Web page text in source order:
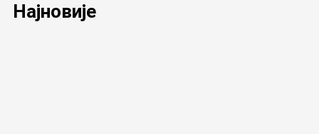
Најновије